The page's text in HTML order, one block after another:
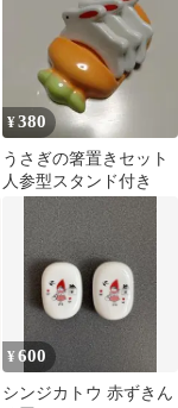
¥380
うさぎの箸置きセット
人参型スタンド付き
¥600
シンジカトウ 赤ずきん